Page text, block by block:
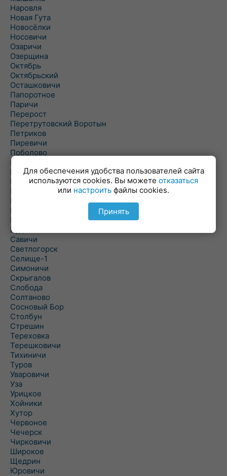
Наровля
Новая Гута
Новосёлки
Носовичи
Озаричи
Озерщина
Октябрь
Октябрьский
Осташковичи
Папоротное
Паричи
Перерост
Перетрутовский Воротын
Петриков
Пиревичи
Поболово
Поколюбичи
Полесье
Птичь
Речица
Ровенская Слобода
Рогачев
Рогинь
Рудня
Савичи
Светлогорск
Селище-1
Симоничи
Скрыгалов
Слобода
Солтаново
Сосновый Бор
Столбун
Стрешин
Тереховка
Терешковичи
Тихиничи
Туров
Уваровичи
Уза
Урицкое
Хойники
Хутор
Червоное
Чечерск
Чирковичи
Широкое
Щедрин
Юровичи
Для обеспечения удобства пользователей сайта
используются cookies. Вы можете отказаться
или настроить файлы cookies.
Принять